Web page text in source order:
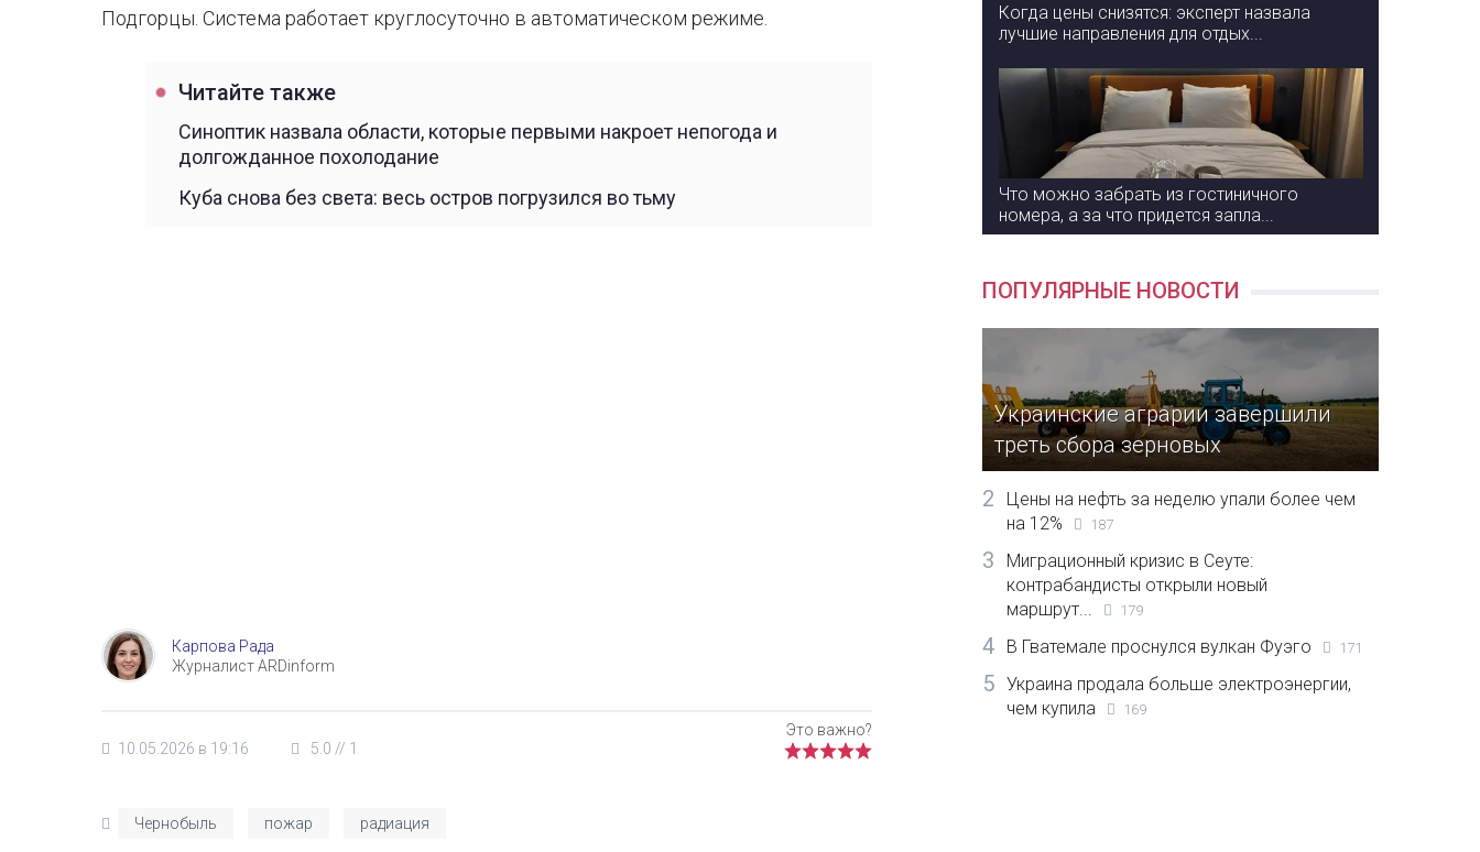
Подгорцы. Система работает круглосуточно в автоматическом режиме.
Читайте также
Синоптик назвала области, которые первыми накроет непогода и
долгожданное похолодание
Куба снова без света: весь остров погрузился во тьму
Карпова Рада
Журналист ARDinform
10.05.2026 в 19:16 5.0 // 1
Чернобыль пожар радиация
Когда цены снизятся: эксперт назвала
лучшие направления для отдых...
Что можно забрать из гостиничного
номера, а за что придется запла...
ПОПУЛЯРНЫЕ НОВОСТИ
Украинские аграрии завершили
треть сбора зерновых
2
Цены на нефть за неделю упали более чем
на 12%
187
3
Миграционный кризис в Сеуте:
контрабандисты открыли новый
маршрут...
179
4 В Гватемале проснулся вулкан Фуэго 171
5
Украина продала больше электроэнергии,
чем купила
169